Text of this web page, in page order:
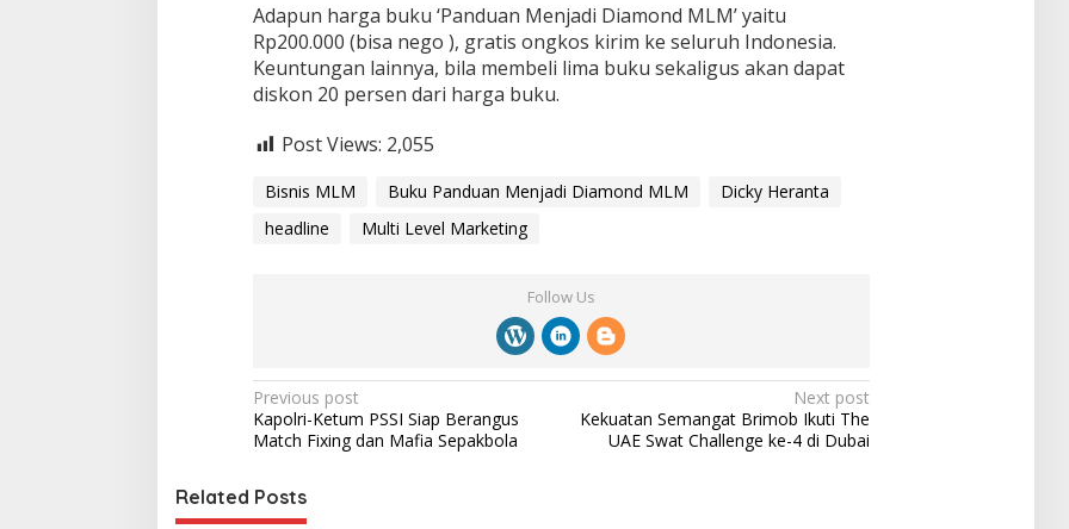
Adapun harga buku ‘Panduan Menjadi Diamond MLM’ yaitu
Rp200.000 (bisa nego ), gratis ongkos kirim ke seluruh Indonesia.
Keuntungan lainnya, bila membeli lima buku sekaligus akan dapat
diskon 20 persen dari harga buku.
Post Views: 2,055
Bisnis MLM Buku Panduan Menjadi Diamond MLM
Dicky Heranta
headline
Multi Level Marketing
Follow Us
P
o
t
Previous post
Kapolri-Ketum PSSI Siap Berangus
Match Fixing dan Mafia Sepakbola
Next post
Kekuatan Semangat Brimob Ikuti The
UAE Swat Challenge ke-4 di Dubai
Related Posts